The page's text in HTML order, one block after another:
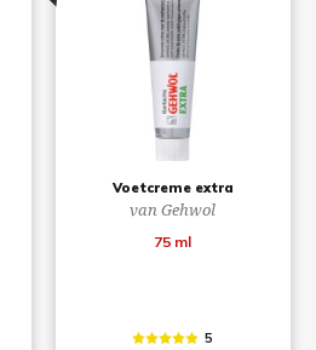
Voetcreme extra
van Gehwol
75 ml
5